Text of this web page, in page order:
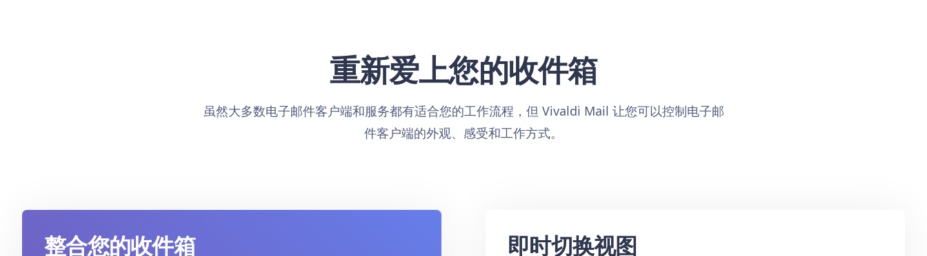
重新爱上您的收件箱
虽然大多数电子邮件客户端和服务都有适合您的工作流程，但 Vivaldi Mail 让您可以控制电子邮
件客户端的外观、感受和工作方式。
整合您的收件箱 即时切换视图